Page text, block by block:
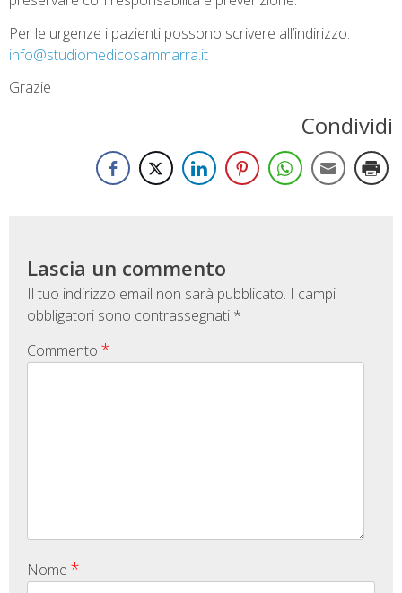
Per le urgenze i pazienti possono scrivere all’indirizzo:
info@studiomedicosammarra.it
Grazie
Condividi
Lascia un commento
Il tuo indirizzo email non sarà pubblicato. I campi
obbligatori sono contrassegnati *
Commento *
Nome *